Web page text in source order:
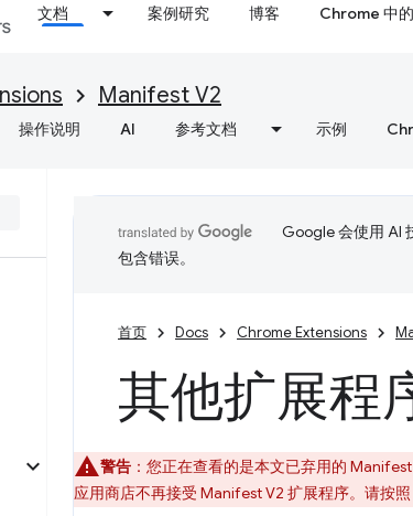
文档 案例研究 博客 Chrome 中
Manifest V2
操作说明 AI 参考文档 示例
Google 会使用 AI
包含错误。
首页 Docs Chrome Extensions
其他扩展程
警告 ：您正在查看的是本文已弃用的
应用商店不再接受 Manifest V2 扩展程序。请按照